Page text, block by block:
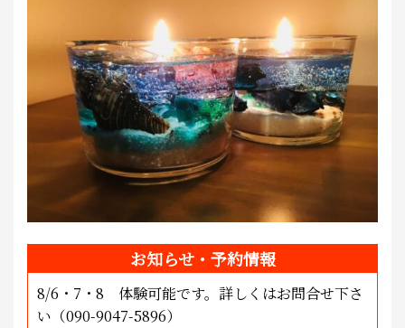
お知らせ・予約情報
8/6・7・8 体験可能です。詳しくはお問合せ下さ
い（090-9047-5896）